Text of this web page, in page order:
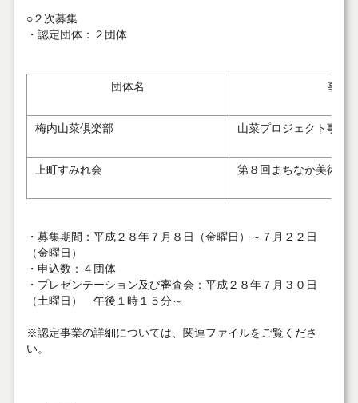
○２次募集
・認定団体：２団体
団体名 事業
梅内山菜倶楽部 山菜プロジェクト事業
上町すみれ会 第８回まちなか美術展
・募集期間：平成２８年７月８日（金曜日）～７月２２日
（金曜日）
・申込数：４団体
・プレゼンテーション及び審査会：平成２８年７月３０日
（土曜日） 午後１時１５分～
※認定事業の詳細については、関連ファイルをご覧くださ
い。